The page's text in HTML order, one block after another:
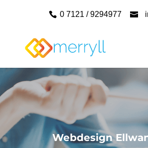
0 7121 / 9294977
Webdesign